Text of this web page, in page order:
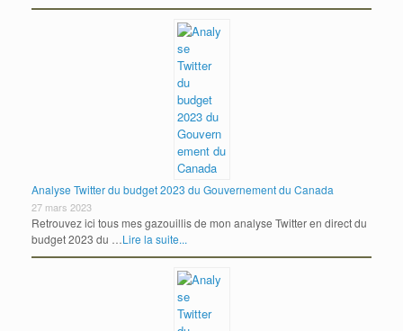
Analyse Twitter du budget 2023 du Gouvernement du Canada
27 mars 2023
Retrouvez ici tous mes gazouillis de mon analyse Twitter en direct du
budget 2023 du …Lire la suite...